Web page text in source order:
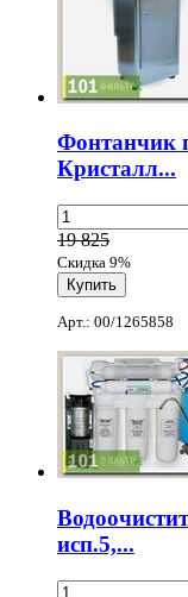
Фонтанчик
Кристалл...
19 825
Скидка 9%
Арт.: 00/1265858
исп.5,...